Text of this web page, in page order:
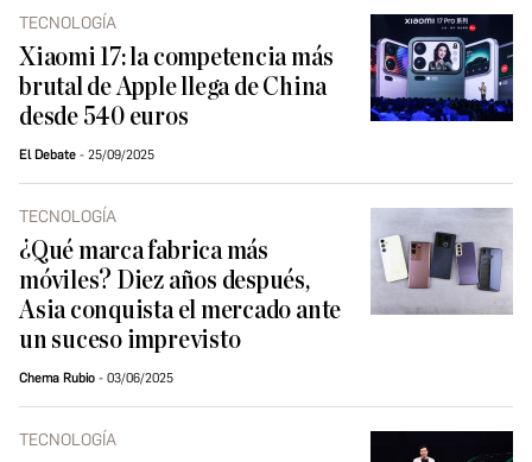
TECNOLOGÍA
Xiaomi 17: la competencia más
brutal de Apple llega de China
desde 540 euros
El Debate 25/09/2025
TECNOLOGÍA
¿Qué marca fabrica más
móviles? Diez años después,
Asia conquista el mercado ante
un suceso imprevisto
Chema Rubio 03/06/2025
TECNOLOGÍA